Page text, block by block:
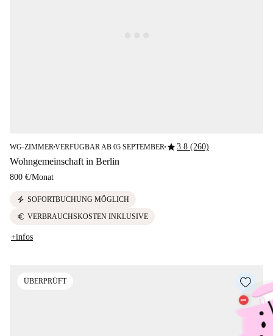
WG-ZIMMER ■VERFÜGBAR AB 05 SEPTEMBER ■star3.8 (260)
Wohngemeinschaft in Berlin
800 €/Monat
electric_bolt SOFORTBUCHUNG MÖGLICH
euro VERBRAUCHSKOSTEN INKLUSIVE
+infos
ÜBERPRÜFT